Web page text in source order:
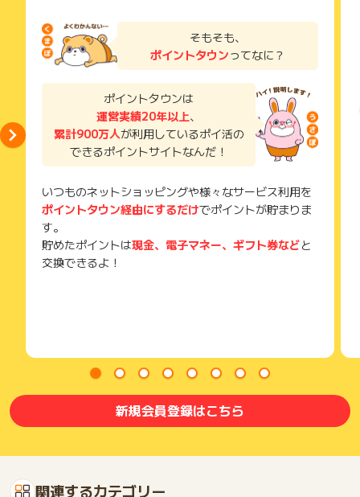
そもそも、
ポイントタウンってなに？
ポイントタウンは
運営実績20年以上、
累計900万人が利用しているポイ活の
できるポイントサイトなんだ！
いつものネットショッピングや様々なサービス利用を
ポイントタウン経由にするだけでポイントが貯まりま
す。
貯めたポイントは現金、電子マネー、ギフト券などと
交換できるよ！
新規会員登録はこちら
関連するカテゴリー